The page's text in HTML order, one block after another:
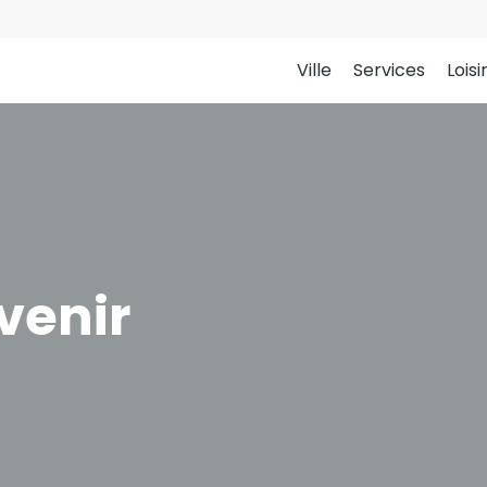
Ville Services